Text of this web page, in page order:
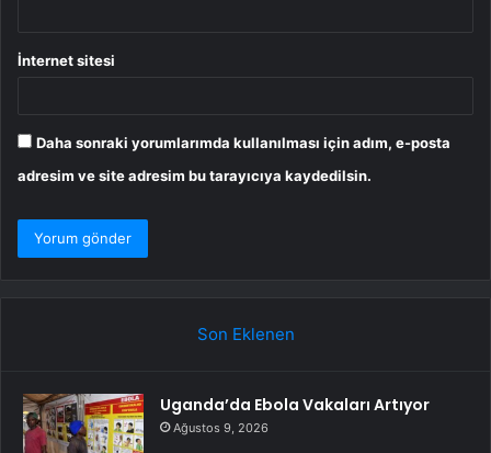
İnternet sitesi
Daha sonraki yorumlarımda kullanılması için adım, e-posta
adresim ve site adresim bu tarayıcıya kaydedilsin.
Son Eklenen
Uganda’da Ebola Vakaları Artıyor
Ağustos 9, 2026